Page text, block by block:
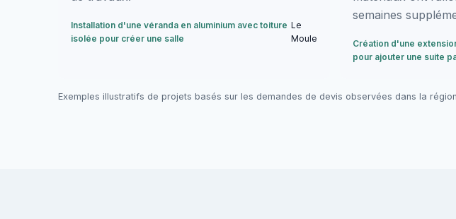
Installation d'une véranda en aluminium avec toiture
isolée pour créer une salle
Le
Moule
semaines
Création d'une
pour ajouter une suite
Exemples illustratifs de projets basés sur les demandes de devis observées dans la